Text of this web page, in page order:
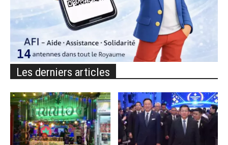
Les derniers articles